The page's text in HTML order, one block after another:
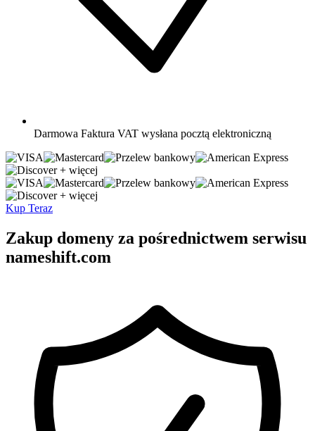
Darmowa Faktura VAT wysłana pocztą elektroniczną
+ więcej
+ więcej
Kup Teraz
Zakup domeny za pośrednictwem serwisu
nameshift.com